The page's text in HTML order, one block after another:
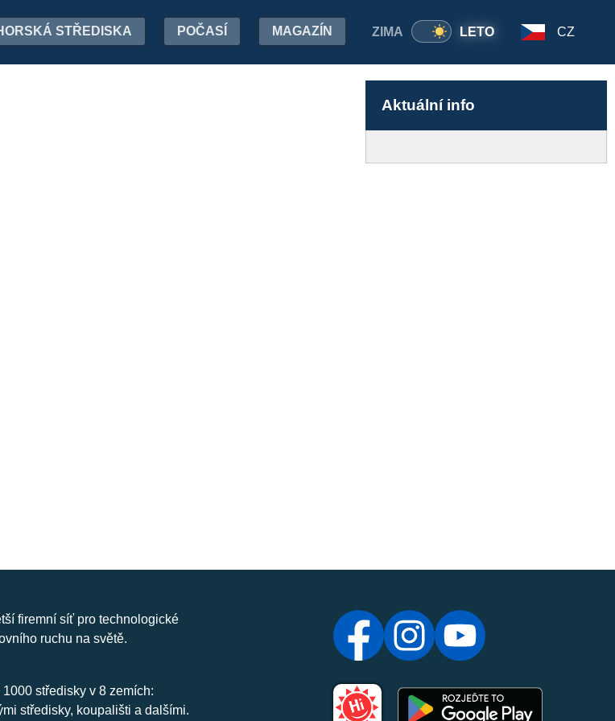
ZIMA LETO
STŘEDISKA POČASÍ MAGAZÍN CZ
Aktuální info
firemní síť pro technologické
ruchu na světě.
středisky v 8 zemích:
středisky, koupališti a dalšími.